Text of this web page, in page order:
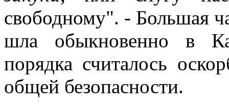
свободному". - Большая
шла обыкновенно в
порядка считалось
общей безопасности.